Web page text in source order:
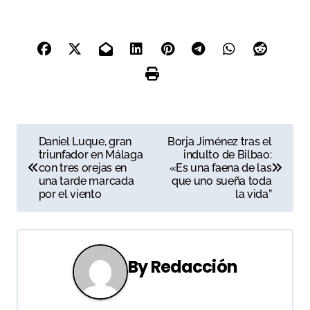
a
e
Daniel Luque, gran
triunfador en Málaga
con tres orejas en
una tarde marcada
por el viento
Borja Jiménez tras el
indulto de Bilbao:
«Es una faena de las
que uno sueña toda
la vida”
ByRedacción